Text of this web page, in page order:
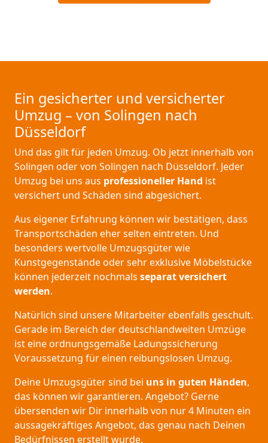
Ein gesicherter und versicherter
Umzug – von Solingen nach
Düsseldorf
Und das gilt für jeden Umzug. Ob jetzt innerhalb von
Solingen oder von Solingen nach Düsseldorf. Jeder
Umzug bei uns aus professioneller Hand ist
versichert und Schäden sind abgesichert.
Aus eigener Erfahrung können wir bestätigen, dass
Transportschäden eher selten eintreten. Und
besonders wertvolle Umzugsgüter wie
Kunstgegenstände oder sehr exklusive Möbelstücke
können jederzeit nochmals separat versichert
werden.
Natürlich sind unsere Mitarbeiter ebenfalls geschult.
Gerade im Bereich der deutschlandweiten Umzüge
ist eine ordnungsgemäße Ladungssicherung
Voraussetzung für einen reibungslosen Umzug.
Deine Umzugsgüter sind bei uns in guten Händen,
das können wir garantieren. Angebot? Gerne
übersenden wir Dir innerhalb von nur 4 Minuten ein
aussagekräftiges Angebot, das genau nach Deinen
Bedürfnissen erstellt wurde.